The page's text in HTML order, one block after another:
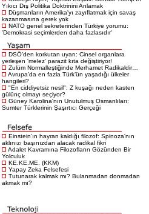
Yıkıcı Dış Politika Doktrinini Anlamak
Düşmanların Amerika'yı zayıflatmak için savaş
kazanmasına gerek yok
NATO genel sekreterinden Türkiye yorumu:
'Demokrasi seçimlerden daha fazlasıdır'
DSÖ’den korkutan uyarı: Cinsel organlara
yerleşen 'melez' parazit kıta değiştiriyor!
Zulüm Normalleştiğinde Merhamet Radikaldir…
Avrupa’da en fazla Türk’ün yaşadığı ülkeler
hangileri?
"En ciddiyetsiz nesil": Z kuşağı neden kasten
gülünç olmayı seçiyor?
Güney Karolina'nın Unutulmuş Osmanlıları:
Sumter Türklerinin Şaşırtıcı Gerçeği
Einstein'ın hayran kaldığı filozof: Spinoza'nın
aklınızı başınızdan alacak radikal fikri
Adalet Kavramına Filozofların Gözünden Bir
Yolculuk
KE.KE.ME. (KKM)
Yapay Zeka Felsefesi
Tutunarak kalmak mı? Bulanmadan donmadan
akmak mı?